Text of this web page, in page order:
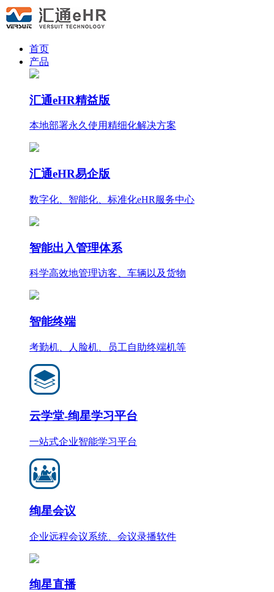
首页
产品
汇通eHR精益版
本地部署永久使用精细化解决方案
汇通eHR易企版
数字化、智能化、标准化eHR服务中心
智能出入管理体系
科学高效地管理访客、车辆以及货物
智能终端
考勤机、人脸机、员工自助终端机等
云学堂-绚星学习平台
一站式企业智能学习平台
绚星会议
企业远程会议系统、会议录播软件
绚星直播